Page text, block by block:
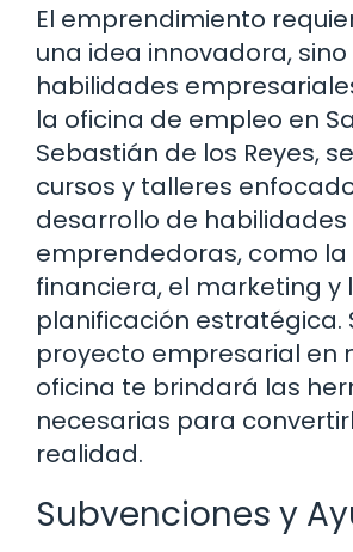
El emprendimiento
una idea innovadora,
habilidades
la oficina de empleo en
Sebastián de los Reyes,
cursos y talleres
desarrollo de habilidades
emprendedoras, como la
financiera, el marketing y
planificación estratégica.
proyecto empresarial en
oficina te brindará las
necesarias para
realidad.
Subvenciones y